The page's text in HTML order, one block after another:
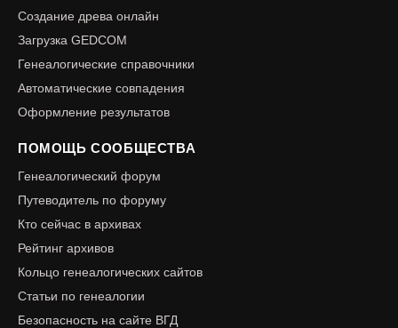
Создание древа онлайн
Загрузка GEDCOM
Генеалогические справочники
Автоматические совпадения
Оформление результатов
ПОМОЩЬ СООБЩЕСТВА
Генеалогический форум
Путеводитель по форуму
Кто сейчас в архивах
Рейтинг архивов
Кольцо генеалогических сайтов
Статьи по генеалогии
Безопасность на сайте ВГД